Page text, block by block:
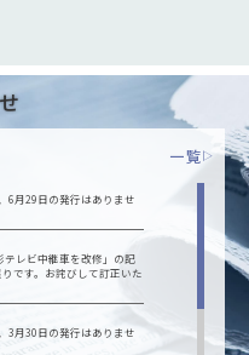
一覧▷
月29日の発行はありませ
レビ中継車を改修」の記
です。お詫びして訂正いた
月30日の発行はありませ